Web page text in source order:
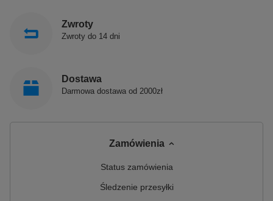
Zwroty
Zwroty do 14 dni
Dostawa
Darmowa dostawa od 2000zł
Zamówienia
Status zamówienia
Śledzenie przesyłki